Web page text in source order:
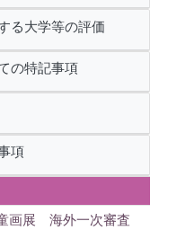
る大学等の評価
の特記事項
項
画展 海外一次審査